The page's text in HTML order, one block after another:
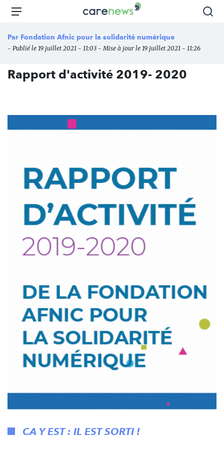
Aller
principal
Carenews,
média
des
de
l'engagement
Menu
Par Fondation Afnic pour la solidarité numérique
- Publié le 19 juillet 2021 - 11:03 - Mise à jour le 19 juillet 2021 - 11:26
Rapport d'activité 2019- 2020
CA Y EST : IL EST SORTI !